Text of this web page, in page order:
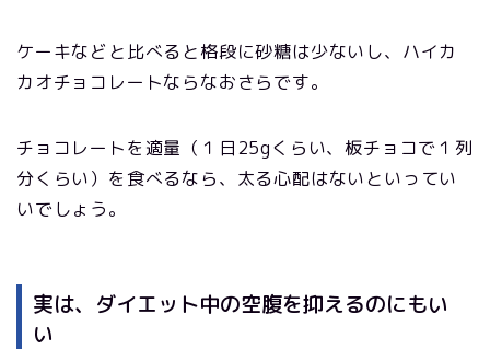
ケーキなどと比べると格段に砂糖は少ないし、ハイカ
カオチョコレートならなおさらです。
チョコレートを適量（１日25gくらい、板チョコで１列
分くらい）を食べるなら、太る心配はないといってい
いでしょう。
実は、ダイエット中の空腹を抑えるのにもい
い